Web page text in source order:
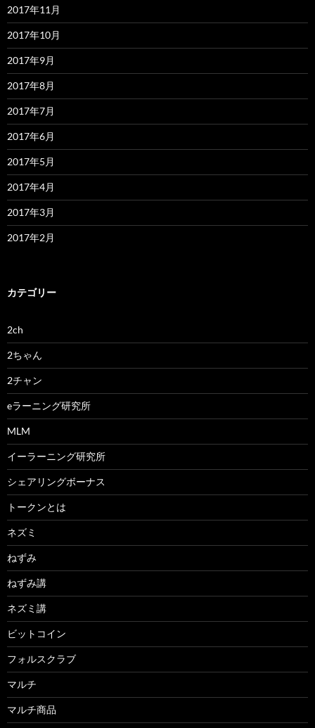
2017年11月
2017年10月
2017年9月
2017年8月
2017年7月
2017年6月
2017年5月
2017年4月
2017年3月
2017年2月
カテゴリー
2ch
2ちゃん
2チャン
eラーニング研究所
MLM
イーラーニング研究所
シェアリングボーナス
トークンとは
ネズミ
ねずみ
ねずみ講
ネズミ講
ビットコイン
フォルスクラブ
マルチ
マルチ商品